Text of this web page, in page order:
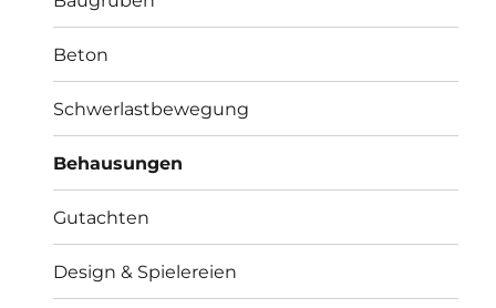
Beton
Schwerlastbewegung
Behausungen
Gutachten
Design & Spielereien